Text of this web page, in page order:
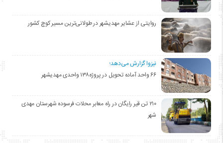
روایتی از عشایر مهدیشهر در طولانی‌ترین مسیر کوچ کشور
نیزوا گزارش می‌دهد؛
۶۶ واحد آماده تحویل در پروژه۱۳۸ واحدی مهدیشهر
۲۱۰ تن قیر رایگان در راه معابر محلات فرسوده شهرستان مهدی
شهر